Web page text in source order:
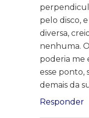
pelo disco,
diversa,
nenhuma.
poderia me
esse ponto,
demais da
Responder